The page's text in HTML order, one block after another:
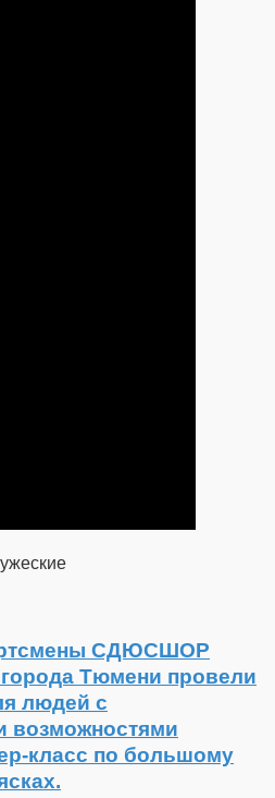
СДЮСШОР
Тюмени провели
людей с
возможностями
класс по большому